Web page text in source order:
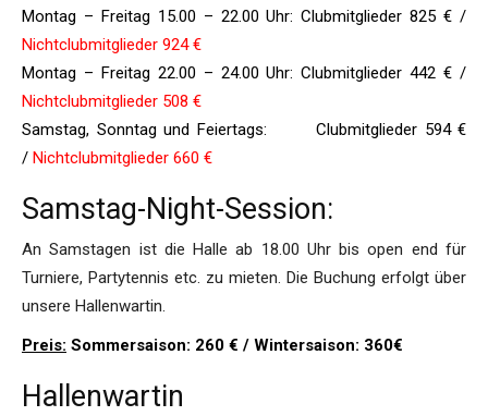
Montag – Freitag 15.00 – 22.00 Uhr: Clubmitglieder 825 € /
Nichtclubmitglieder 924 €
Montag – Freitag 22.00 – 24.00 Uhr: Clubmitglieder 442 € /
Nichtclubmitglieder 508 €
Samstag, Sonntag und Feiertags: Clubmitglieder 594 €
/ Nichtclubmitglieder 660 €
Samstag-Night-Session:
An Samstagen ist die Halle ab 18.00 Uhr bis open end für
Turniere, Partytennis etc. zu mieten. Die Buchung erfolgt über
unsere Hallenwartin.
Preis: Sommersaison: 260 € / Wintersaison: 360€
Hallenwartin